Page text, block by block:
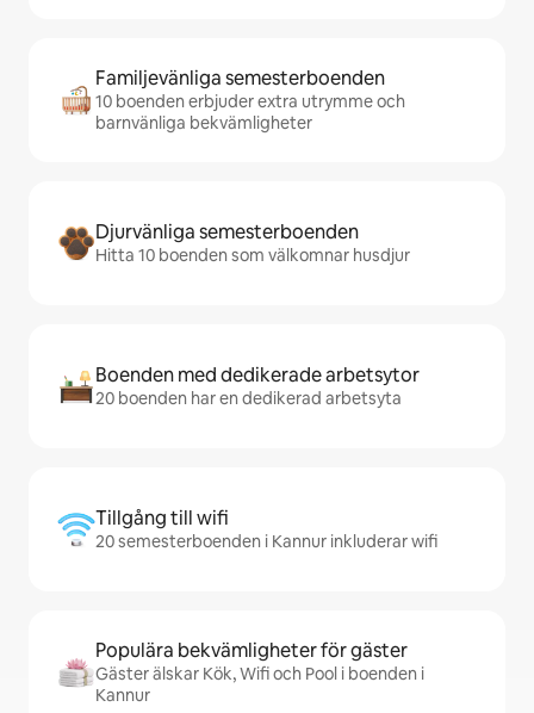
Familjevänliga semesterboenden
10 boenden erbjuder extra utrymme och
barnvänliga bekvämligheter
Djurvänliga semesterboenden
Hitta 10 boenden som välkomnar husdjur
Boenden med dedikerade arbetsytor
20 boenden har en dedikerad arbetsyta
Tillgång till wifi
20 semesterboenden i Kannur inkluderar wifi
Populära bekvämligheter för gäster
Gäster älskar Kök, Wifi och Pool i boenden i
Kannur